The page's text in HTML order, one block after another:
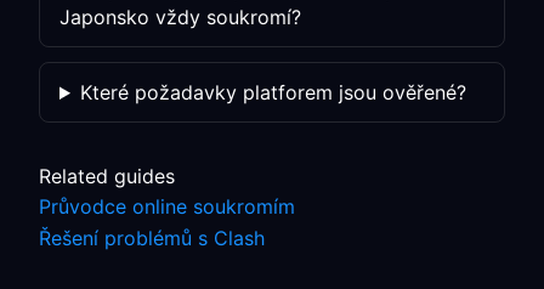
Japonsko vždy soukromí?
Které požadavky platforem jsou ověřené?
Related guides
Průvodce online soukromím
Řešení problémů s Clash